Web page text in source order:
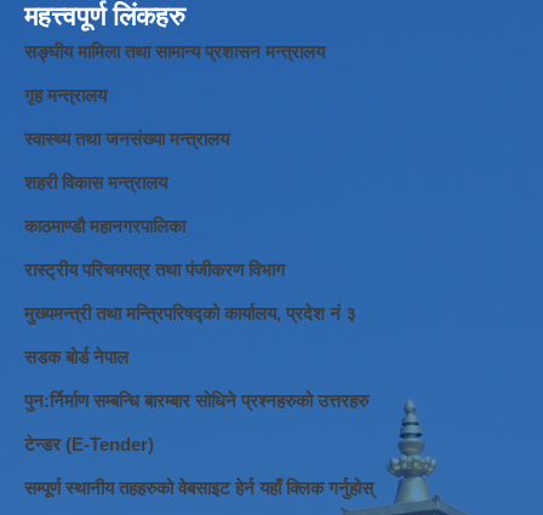
महत्त्वपूर्ण लिंकहरु
सङ्घीय मामिला तथा सामान्य प्रशासन मन्त्रालय
गृह मन्त्रालय
स्वास्थ्य तथा जनसंख्या मन्त्रालय
शहरी विकास मन्त्रालय
काठमाण्डौ महानगरपालिका
रास्ट्रीय परिचयपत्र तथा पंजीकरण विभाग
मुख्यमन्त्री तथा मन्त्रिपरिषद्को कार्यालय, प्रदेश नं ३
सडक बोर्ड नेपाल
पुन:र्निर्माण सम्बन्धि बारम्बार सोधिने प्रश्नहरुको उत्तरहरु
टेन्डर (E-Tender)
सम्पूर्ण स्थानीय तहहरुको वेबसाइट हेर्न यहाँ क्लिक गर्नुहोस्